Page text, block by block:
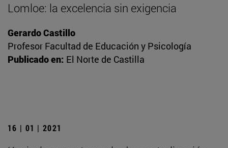
Lomloe: la excelencia sin exigencia
Gerardo Castillo
Profesor Facultad de Educación y Psicología
Publicado en: El Norte de Castilla
16 | 01 | 2021